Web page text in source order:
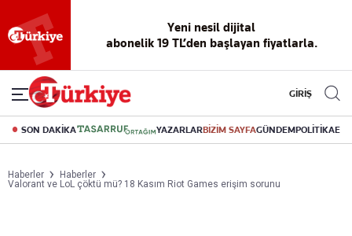
Yeni nesil dijital
abonelik 19 TL’den başlayan fiyatlarla.
GİRİŞ
SON DAKİKA YAZARLARBİZİM SAYFAGÜNDEMPOLİTİKA
Haberler
Haberler
Valorant ve LoL çöktü mü? 18 Kasım Riot Games erişim sorunu